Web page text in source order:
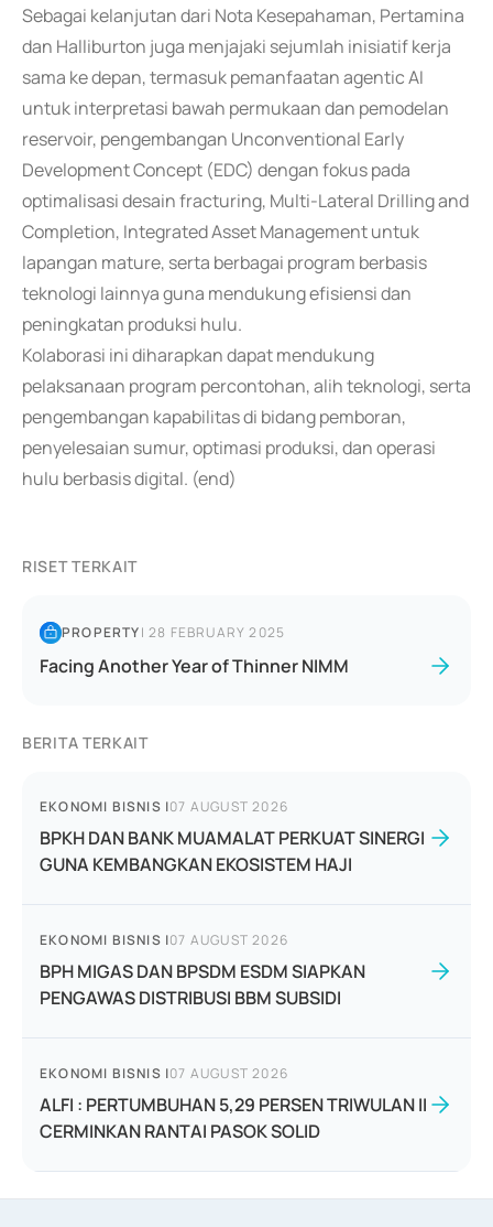
Sebagai kelanjutan dari Nota Kesepahaman, Pertamina
dan Halliburton juga menjajaki sejumlah inisiatif kerja
sama ke depan, termasuk pemanfaatan agentic AI
untuk interpretasi bawah permukaan dan pemodelan
reservoir, pengembangan Unconventional Early
Development Concept (EDC) dengan fokus pada
optimalisasi desain fracturing, Multi-Lateral Drilling and
Completion, Integrated Asset Management untuk
lapangan mature, serta berbagai program berbasis
teknologi lainnya guna mendukung efisiensi dan
peningkatan produksi hulu.
Kolaborasi ini diharapkan dapat mendukung
pelaksanaan program percontohan, alih teknologi, serta
pengembangan kapabilitas di bidang pemboran,
penyelesaian sumur, optimasi produksi, dan operasi
hulu berbasis digital. (end)
RISET TERKAIT
PROPERTY|28 FEBRUARY 2025
Facing Another Year of Thinner NIMM
BERITA TERKAIT
EKONOMI BISNIS |07 AUGUST 2026
BPKH DAN BANK MUAMALAT PERKUAT SINERGI
GUNA KEMBANGKAN EKOSISTEM HAJI
EKONOMI BISNIS |07 AUGUST 2026
BPH MIGAS DAN BPSDM ESDM SIAPKAN
PENGAWAS DISTRIBUSI BBM SUBSIDI
EKONOMI BISNIS |07 AUGUST 2026
ALFI : PERTUMBUHAN 5,29 PERSEN TRIWULAN II
CERMINKAN RANTAI PASOK SOLID